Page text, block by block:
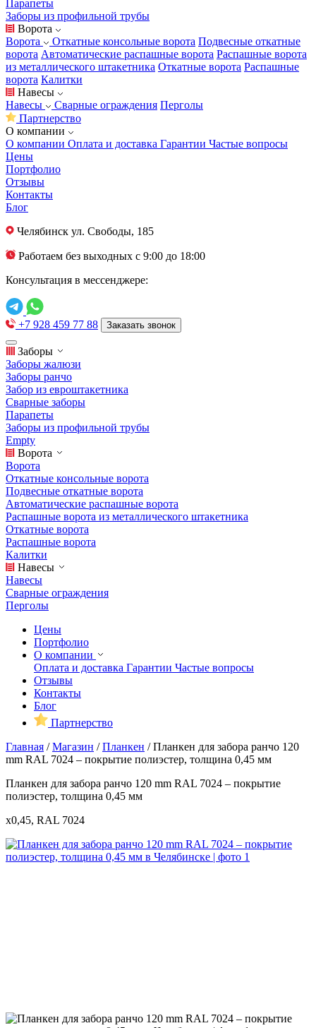
Парапеты
Заборы из профильной трубы
Ворота
Ворота
Откатные консольные ворота Подвесные откатные
ворота Автоматические распашные ворота Распашные ворота
из металлического штакетника Откатные ворота Распашные
ворота Калитки
Навесы
Навесы
Сварные ограждения Перголы
Партнерство
О компании
О компании Оплата и доставка Гарантии Частые вопросы
Цены
Портфолио
Отзывы
Контакты
Блог
Челябинск ул. Свободы, 185
Работаем без выходных с 9:00 до 18:00
Консультация в мессенджере:
+7 928 459 77 88 Заказать звонок
Заборы
Заборы жалюзи
Заборы ранчо
Забор из евроштакетника
Сварные заборы
Парапеты
Заборы из профильной трубы
Empty
Ворота
Ворота
Откатные консольные ворота
Подвесные откатные ворота
Автоматические распашные ворота
Распашные ворота из металлического штакетника
Откатные ворота
Распашные ворота
Калитки
Навесы
Навесы
Сварные ограждения
Перголы
Цены
Портфолио
О компании
Оплата и доставка Гарантии Частые вопросы
Отзывы
Контакты
Блог
Партнерство
Главная /Магазин /Планкен /Планкен для забора ранчо 120
mm RAL 7024 – покрытие полиэстер, толщина 0,45 мм
Планкен для забора ранчо 120 mm RAL 7024 – покрытие
полиэстер, толщина 0,45 мм
x0,45, RAL 7024